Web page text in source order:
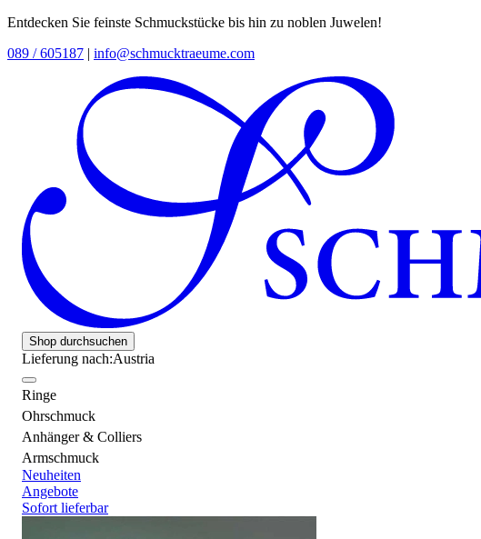
Entdecken Sie feinste Schmuckstücke bis hin zu noblen Juwelen!
089 / 605187 | info@schmucktraeume.com
Shop durchsuchen
Lieferung nach:Austria
Ringe
Ohrschmuck
Anhänger & Colliers
Armschmuck
Neuheiten
Angebote
Sofort lieferbar